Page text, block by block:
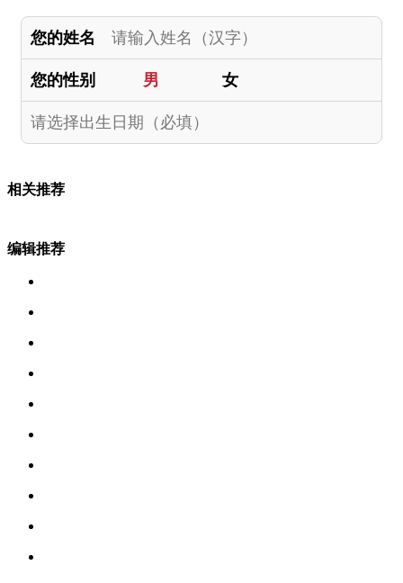
您的姓名
您的性别 男 女
相关推荐
编辑推荐